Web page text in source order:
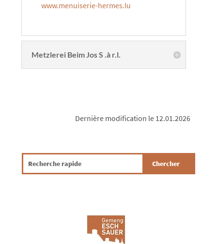
www.menuiserie-hermes.lu
Metzlerei Beim Jos S .à r.l.
Dernière modification le 12.01.2026